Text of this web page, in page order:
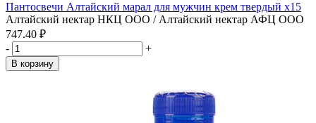
Пантосвечи Алтайский марал для мужчин крем твердый x15
Алтайский нектар НКЦ ООО / Алтайский нектар АФЦ ООО
747.40 ₽
-
+
В корзину